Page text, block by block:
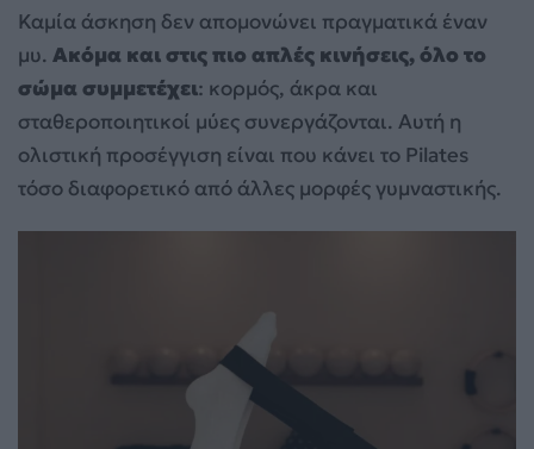
Καμία άσκηση δεν απομονώνει πραγματικά έναν
μυ. Ακόμα και στις πιο απλές κινήσεις, όλο το
σώμα συμμετέχει: κορμός, άκρα και
σταθεροποιητικοί μύες συνεργάζονται. Αυτή η
ολιστική προσέγγιση είναι που κάνει το Pilates
τόσο διαφορετικό από άλλες μορφές γυμναστικής.